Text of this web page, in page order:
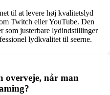
til at levere høj kvalitetslyd
Twitch eller YouTube. Den
som justerbare lydindstillinger
lydkvalitet til seerne.
overveje, når man